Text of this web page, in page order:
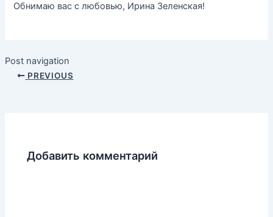
Обнимаю вас с любовью, Ирина Зеленская!
Post navigation
PREVIOUS
Добавить комментарий